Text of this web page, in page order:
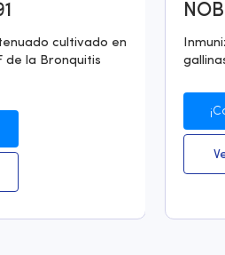
cultivado en
de la Bronquitis